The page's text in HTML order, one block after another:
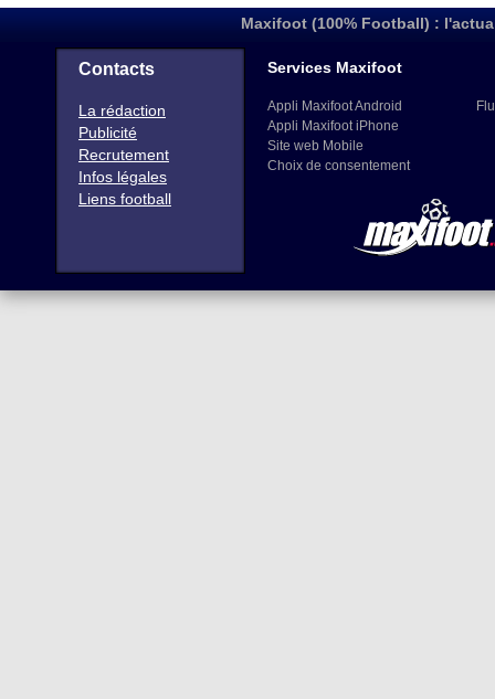
Maxifoot (100% Football) :
Contacts
La rédaction
Publicité
Recrutement
Infos légales
Liens football
Services Maxifoot
Appli Maxifoot Android
Appli Maxifoot iPhone
Site web Mobile
Choix de consentement